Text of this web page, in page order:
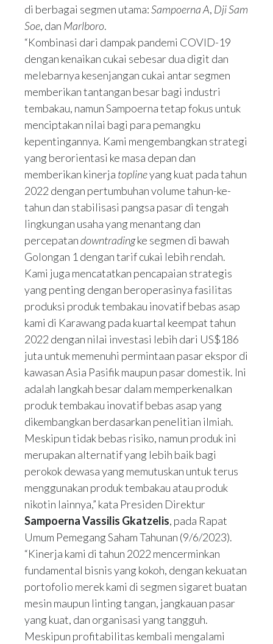
di berbagai segmen utama:SampoernaA, Dji Sam
Soe, dan Marlboro.
“Kombinasi dari dampak pandemi COVID-19
dengan kenaikan cukai sebesar dua digit dan
melebarnya kesenjangan cukai antar segmen
memberikan tantangan besar bagi industri
tembakau, namun Sampoerna tetap fokus untuk
menciptakan nilai bagi para pemangku
kepentingannya. Kami mengembangkan strategi
yang berorientasi ke masa depan dan
memberikan kinerja toplineyang kuat pada tahun
2022 dengan pertumbuhan volume tahun-ke-
tahun dan stabilisasi pangsa pasar di tengah
lingkungan usaha yang menantang dan
percepatandowntradingke segmen di bawah
Golongan 1 dengan tarif cukai lebih rendah.
Kami juga mencatatkan pencapaian strategis
yang penting dengan beroperasinya fasilitas
produksi produk tembakau inovatif bebas asap
kami di Karawang pada kuartal keempat tahun
2022 dengan nilai investasi lebih dari US$186
juta untuk memenuhi permintaan pasar ekspor di
kawasan Asia Pasifik maupun pasar domestik. Ini
adalah langkah besar dalam memperkenalkan
produk tembakau inovatif bebas asap yang
dikembangkan berdasarkan penelitian ilmiah.
Meskipun tidak bebas risiko, namun produk ini
merupakan alternatif yang lebih baik bagi
perokok dewasa yang memutuskan untuk terus
menggunakan produk tembakau atau produk
nikotin lainnya,” kata Presiden Direktur
Sampoerna Vassilis Gkatzelis, pada Rapat
Umum Pemegang Saham Tahunan (9/6/2023).
“Kinerja kami di tahun 2022 mencerminkan
fundamental bisnis yang kokoh, dengan kekuatan
portofolio merek kami di segmen sigaret buatan
mesin maupun linting tangan, jangkauan pasar
yang kuat, dan organisasi yang tangguh.
Meskipun profitabilitas kembali mengalami